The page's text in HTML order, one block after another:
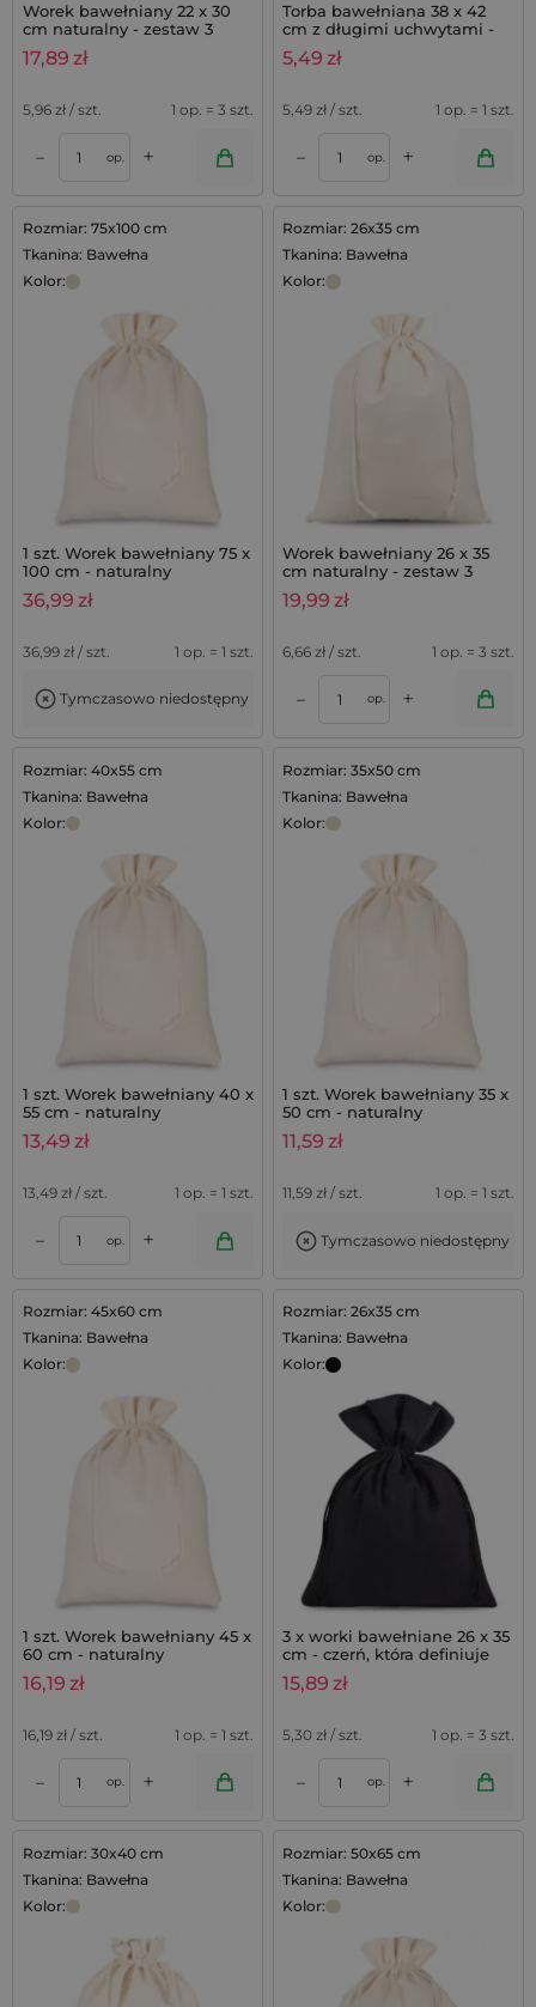
Worek bawełniany 22 x 30
cm naturalny - zestaw 3
sztuk
17,89 zł
5,96 zł / szt. 1 op. = 3 szt.
– op. +
Torba bawełniana 38 x 42
cm z długimi uchwytami -
kolor naturalny
5,49 zł
5,49 zł / szt. 1 op. = 1 szt.
– op. +
Rozmiar: 75x100 cm
Tkanina: Bawełna
Kolor:
1 szt. Worek bawełniany 75 x
100 cm - naturalny
36,99 zł
36,99 zł / szt. 1 op. = 1 szt.
Tymczasowo niedostępny
Rozmiar: 26x35 cm
Tkanina: Bawełna
Kolor:
Worek bawełniany 26 x 35
cm naturalny - zestaw 3
sztuk
19,99 zł
6,66 zł / szt. 1 op. = 3 szt.
– op. +
Rozmiar: 40x55 cm
Tkanina: Bawełna
Kolor:
1 szt. Worek bawełniany 40 x
55 cm - naturalny
13,49 zł
13,49 zł / szt. 1 op. = 1 szt.
– op. +
Rozmiar: 35x50 cm
Tkanina: Bawełna
Kolor:
1 szt. Worek bawełniany 35 x
50 cm - naturalny
11,59 zł
11,59 zł / szt. 1 op. = 1 szt.
Tymczasowo niedostępny
Rozmiar: 45x60 cm
Tkanina: Bawełna
Kolor:
1 szt. Worek bawełniany 45 x
60 cm - naturalny
16,19 zł
16,19 zł / szt. 1 op. = 1 szt.
– op. +
Rozmiar: 26x35 cm
Tkanina: Bawełna
Kolor:
3 x worki bawełniane 26 x 35
cm - czerń, która definiuje
styl
15,89 zł
5,30 zł / szt. 1 op. = 3 szt.
– op. +
Rozmiar: 30x40 cm
Tkanina: Bawełna
Kolor:
Rozmiar: 50x65 cm
Tkanina: Bawełna
Kolor: